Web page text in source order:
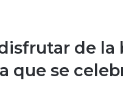
de la
que se